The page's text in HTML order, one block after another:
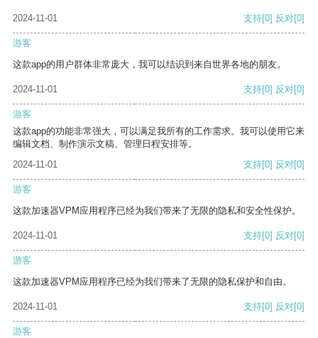
2024-11-01 支持[0] 反对[0]
游客
这款app的用户群体非常庞大，我可以结识到来自世界各地的朋友。
2024-11-01 支持[0] 反对[0]
游客
这款app的功能非常强大，可以满足我所有的工作需求。我可以使用它来
编辑文档、制作演示文稿、管理日程安排等。
2024-11-01
支持[0] 反对[0]
游客
这款加速器VPM应用程序已经为我们带来了无限的隐私和安全性保护。
2024-11-01 支持[0] 反对[0]
游客
这款加速器VPM应用程序已经为我们带来了无限的隐私保护和自由。
2024-11-01 支持[0] 反对[0]
游客